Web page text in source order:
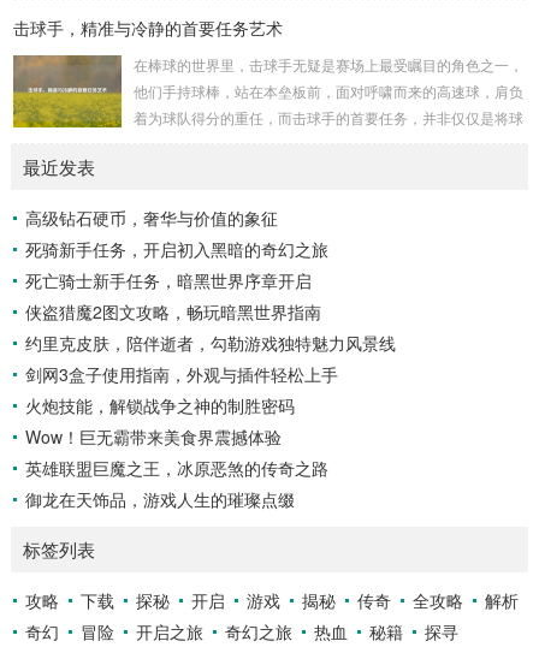
复杂多样的地形地貌，高耸入云的山脉连绵起伏，像是大自然
照耀下闪耀着刺眼的银光，仿佛是大自然赐予这片土地的皇
冠，而山脚下，则是一片郁郁葱葱的森林，森林里树木种类繁
多，高大的乔木遮天蔽日，阳光只能透过枝叶的缝隙...
击球手，精准与冷静的首要任务艺术
在棒球的世界里，击球手无疑是赛场上最受瞩目的角色之一，
他们手持球棒，站在本垒板前，面对呼啸而来的高速球，肩负
着为球队得分的重任，而击球手的首要任务，并非仅仅是将球
滑球，击球手需要在极短的时间内，准确判断球的速度、方向
和落点，然后调整自己的击球动作，这不仅要求击球手具备出
色的视力和反应能力,更需要大量的训练来培养对球...
最近发表
高级钻石硬币，奢华与价值的象征
死骑新手任务，开启初入黑暗的奇幻之旅
死亡骑士新手任务，暗黑世界序章开启
侠盗猎魔2图文攻略，畅玩暗黑世界指南
约里克皮肤，陪伴逝者，勾勒游戏独特魅力风景线
剑网3盒子使用指南，外观与插件轻松上手
火炮技能，解锁战争之神的制胜密码
Wow！巨无霸带来美食界震撼体验
英雄联盟巨魔之王，冰原恶煞的传奇之路
御龙在天饰品，游戏人生的璀璨点缀
标签列表
攻略 下载 探秘 开启 游戏 揭秘 传奇 全攻略
解析
奇幻
冒险 开启之旅 奇幻之旅 热血 秘籍
探寻